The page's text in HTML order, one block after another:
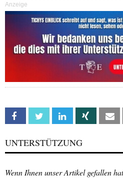
Anzeige
Facebook Twitter Linkedin Xing
UNTERSTÜTZUNG
Wenn Ihnen unser Artikel gefallen